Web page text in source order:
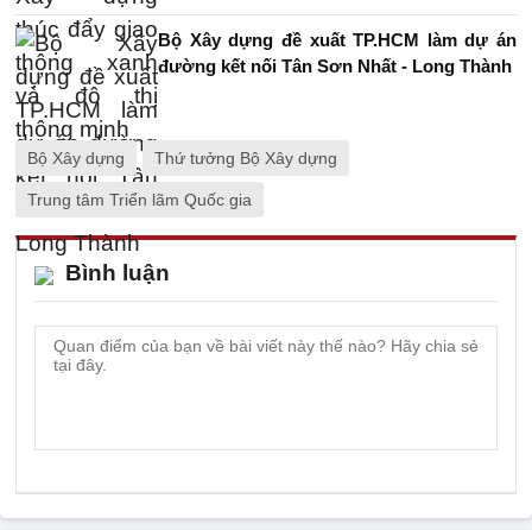
Bộ Xây dựng đề xuất TP.HCM làm dự án
đường kết nối Tân Sơn Nhất - Long Thành
Bộ Xây dựng Thứ tưởng Bộ Xây dựng
Trung tâm Triển lãm Quốc gia
Bình luận